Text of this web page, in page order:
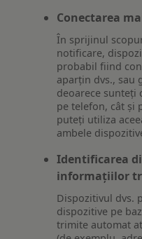
Conectarea
În sprijinul
notificare,
probabil fiind
aparțin dvs., sau
deoarece sunteți
pe telefon, cât și
puteți utiliza
ambele
Identificarea
informațiilor
Dispozitivul dvs.
dispozitive pe
trimite automat